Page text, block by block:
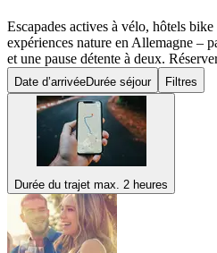
Escapades actives à vélo, hôtels
expériences nature en Allemagne –
et une pause détente à deux.
Date d’arrivéeDurée séjour Filtres
Durée du trajet max. 2 heures